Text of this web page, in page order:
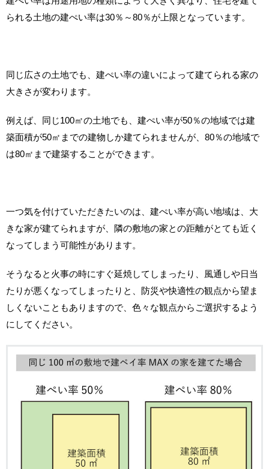
られる土地の建ぺい率は30％～80％が上限となっています。
同じ広さの土地でも、建ぺい率の違いによって建てられる家の
大きさが変わります。
例えば、同じ100㎡の土地でも、建ぺい率が50％の地域では建
築面積が50㎡までの建物しか建てられませんが、80％の地域で
は80㎡まで建築することができます。
一つ気を付けていただきたいのは、建ぺい率が高い地域は、大
きな家が建てられますが、隣の敷地の家との距離がとても近く
なってしまう可能性があります。
そうなると火事の時にすぐ延焼してしまったり、風通しや日当
たりが悪くなってしまったりと、防災や快適性の観点から望ま
しくないこともありますので、色々な観点からご選択するよう
にしてください。